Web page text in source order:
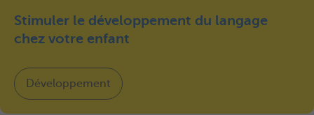
Stimuler le développement du langage
chez votre enfant
Développement